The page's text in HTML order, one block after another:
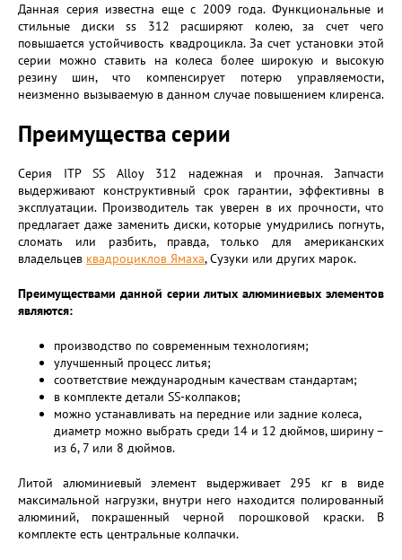
Данная серия известна еще с 2009 года. Функциональные и
стильные диски ss 312 расширяют колею, за счет чего
повышается устойчивость квадроцикла. За счет установки этой
серии можно ставить на колеса более широкую и высокую
резину шин, что компенсирует потерю управляемости,
неизменно вызываемую в данном случае повышением клиренса.
Преимущества серии
Серия ITP SS Alloy 312 надежная и прочная. Запчасти
выдерживают конструктивный срок гарантии, эффективны в
эксплуатации. Производитель так уверен в их прочности, что
предлагает даже заменить диски, которые умудрились погнуть,
сломать или разбить, правда, только для американских
владельцев квадроциклов Ямаха, Сузуки или других марок.
Преимуществами данной серии литых алюминиевых элементов
являются:
производство по современным технологиям;
улучшенный процесс литья;
соответствие международным качествам стандартам;
в комплекте детали SS-колпаков;
можно устанавливать на передние или задние колеса,
диаметр можно выбрать среди 14 и 12 дюймов, ширину –
из 6, 7 или 8 дюймов.
Литой алюминиевый элемент выдерживает 295 кг в виде
максимальной нагрузки, внутри него находится полированный
алюминий, покрашенный черной порошковой краски. В
комплекте есть центральные колпачки.